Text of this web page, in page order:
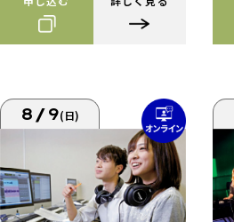
8/9(日)